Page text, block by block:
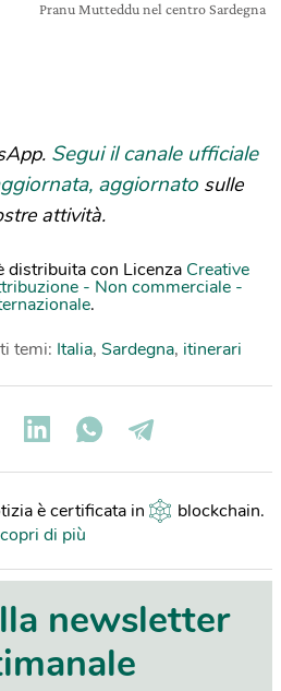
Pranu Mutteddu nel centro Sardegna
Segui il canale ufficiale
aggiornato sulle
attività.
distribuita con Licenza Creative
- Non commerciale -
.
temi: Italia, Sardegna, itinerari
è certificata in blockchain.
di più
newsletter